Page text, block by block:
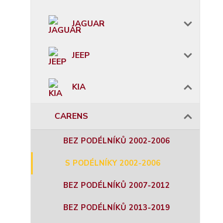
JAGUAR
JEEP
KIA
CARENS
BEZ PODÉLNÍKŮ 2002-2006
S PODÉLNÍKY 2002-2006
BEZ PODÉLNÍKŮ 2007-2012
BEZ PODÉLNÍKŮ 2013-2019